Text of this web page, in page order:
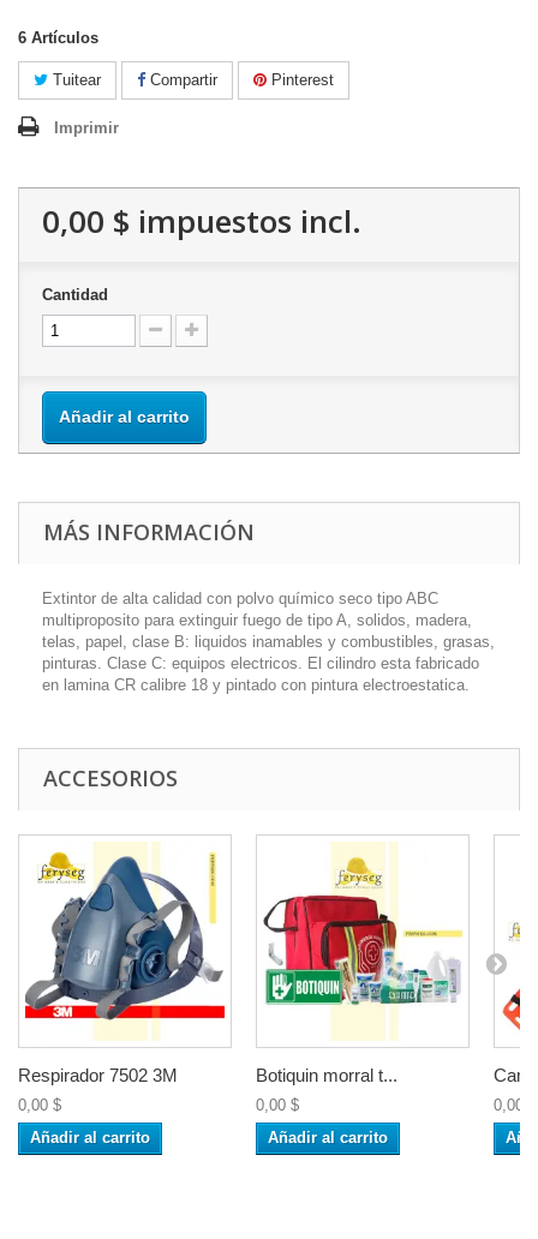
6 Artículos
Tuitear Compartir Pinterest
Imprimir
0,00 $ impuestos incl.
Cantidad
Añadir al carrito
MÁS INFORMACIÓN
Extintor de alta calidad con polvo químico seco tipo ABC
multiproposito para extinguir fuego de tipo A, solidos, madera,
telas, papel, clase B: liquidos inamables y combustibles, grasas,
pinturas. Clase C: equipos electricos. El cilindro esta fabricado
en lamina CR calibre 18 y pintado con pintura electroestatica.
ACCESORIOS
Respirador 7502 3M
0,00 $
Añadir al carrito
Botiquin morral t...
0,00 $
Añadir al carrito
0,00 $